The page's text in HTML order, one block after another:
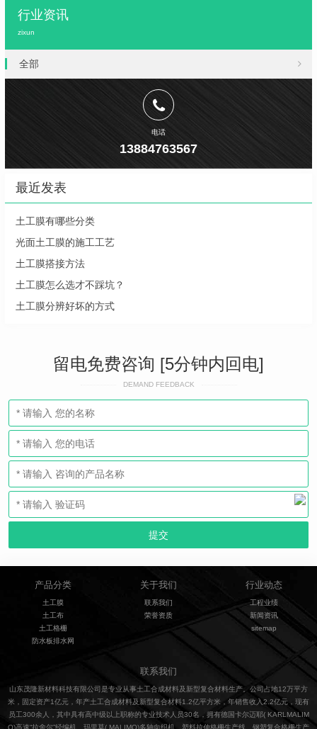
行业资讯
zixun
全部
电话
13884763567
最近发表
土工膜有哪些分类
光面土工膜的施工工艺
土工膜搭接方法
土工膜怎么选才不踩坑？
土工膜分辨好坏的方式
留电免费咨询 [5分钟内回电]
DEMAND FEEDBACK
产品分类
土工膜
土工布
土工格栅
防水板排水网
关于我们
联系我们
荣誉资质
行业动态
工程业绩
新闻资讯
sitemap
联系我们
山东茂隆新材料科技有限公司是专业从事土工合成材料及新型复合材料生产。公司占地12万平方
米，固定资产1亿元，年产土工合成材料及新型复合材料1.2亿平方米，年销售收入2.2亿元，现有
员工300余人，其中具有高中级以上职称的专业技术人员30名，拥有德国卡尔迈耶( KARLMALIM